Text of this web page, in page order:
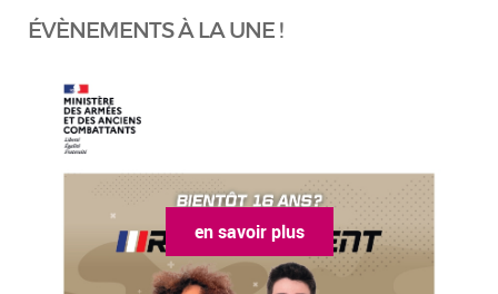
ÉVÈNEMENTS À LA UNE !
en savoir plus